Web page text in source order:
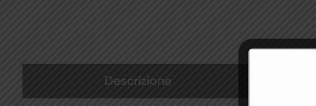
Descrizione